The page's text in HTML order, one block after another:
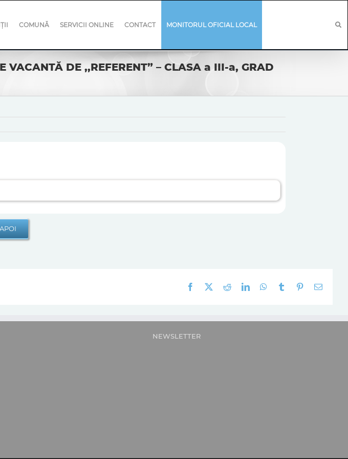
COMUNĂ SERVICII ONLINE CONTACT MONITORUL OFICIAL LOCAL
VACANTĂ DE ,,REFERENT” – CLASA a III-a, GRAD
Facebook RedditLinkedInWhatsApp
Tumblr Pinterest
E-
NEWSLETTER